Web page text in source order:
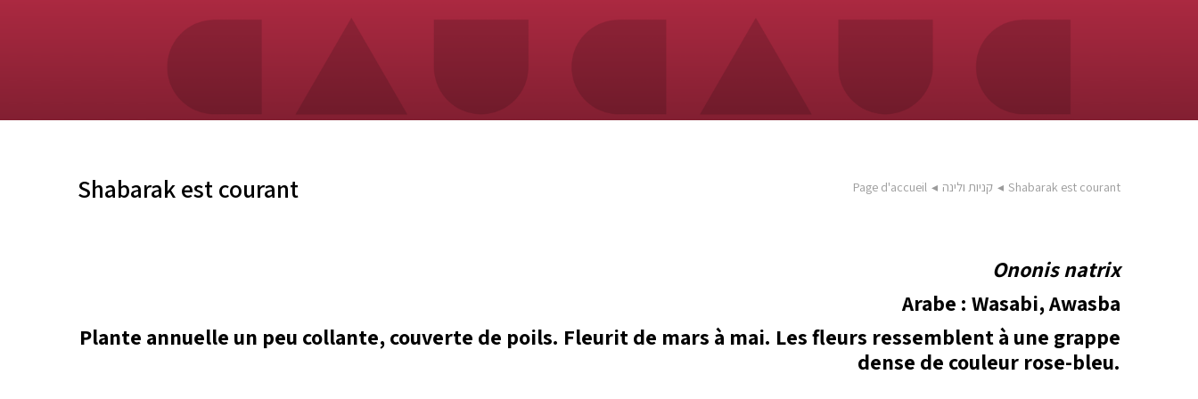
Shabarak est courant Page d'accueil ◂ קניות ולינה ◂ Shabarak est courant
Ononis natrix
Arabe : Wasabi, Awasba
Plante annuelle un peu collante, couverte de poils. Fleurit de mars à mai. Les fleurs ressemblent à une grappe
dense de couleur rose-bleu.